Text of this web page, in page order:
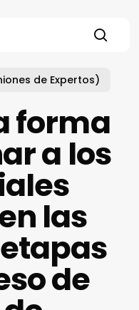
de Expertos)
forma
a los
las
de